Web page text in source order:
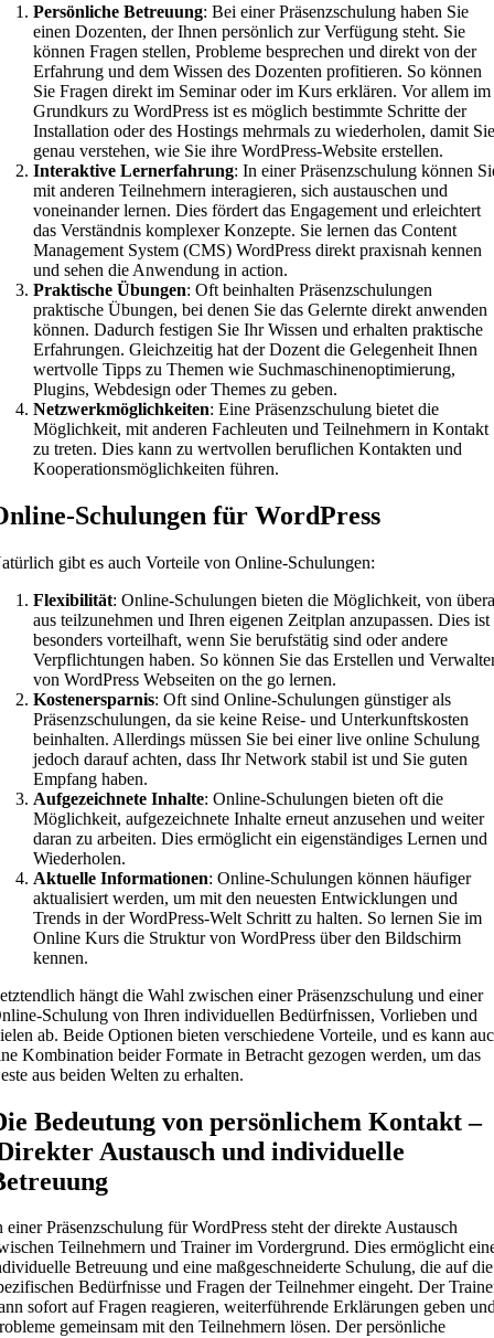
Persönliche Betreuung: Bei einer Präsenzschulung haben Sie
einen Dozenten, der Ihnen persönlich zur Verfügung steht. Sie
können Fragen stellen, Probleme besprechen und direkt von der
Erfahrung und dem Wissen des Dozenten profitieren. So können
Sie Fragen direkt im Seminar oder im Kurs erklären. Vor allem im
Grundkurs zu WordPress ist es möglich bestimmte Schritte der
Installation oder des Hostings mehrmals zu wiederholen, damit
genau verstehen, wie Sie ihre WordPress-Website erstellen.
Interaktive Lernerfahrung: In einer Präsenzschulung können
mit anderen Teilnehmern interagieren, sich austauschen und
voneinander lernen. Dies fördert das Engagement und erleichtert
das Verständnis komplexer Konzepte. Sie lernen das Content
Management System (CMS) WordPress direkt praxisnah kennen
und sehen die Anwendung in action.
Praktische Übungen: Oft beinhalten Präsenzschulungen
praktische Übungen, bei denen Sie das Gelernte direkt anwenden
können. Dadurch festigen Sie Ihr Wissen und erhalten praktische
Erfahrungen. Gleichzeitig hat der Dozent die Gelegenheit Ihnen
wertvolle Tipps zu Themen wie Suchmaschinenoptimierung,
Plugins, Webdesign oder Themes zu geben.
Netzwerkmöglichkeiten: Eine Präsenzschulung bietet die
Möglichkeit, mit anderen Fachleuten und Teilnehmern in Kontakt
zu treten. Dies kann zu wertvollen beruflichen Kontakten und
Kooperationsmöglichkeiten führen.
Schulungen für WordPress
gibt es auch Vorteile von Online-Schulungen:
Flexibilität: Online-Schulungen bieten die Möglichkeit, von
aus teilzunehmen und Ihren eigenen Zeitplan anzupassen. Dies ist
besonders vorteilhaft, wenn Sie berufstätig sind oder andere
Verpflichtungen haben. So können Sie das Erstellen und
von WordPress Webseiten on the go lernen.
Kostenersparnis: Oft sind Online-Schulungen günstiger als
Präsenzschulungen, da sie keine Reise- und Unterkunftskosten
beinhalten. Allerdings müssen Sie bei einer live online Schulung
jedoch darauf achten, dass Ihr Network stabil ist und Sie guten
Empfang haben.
Aufgezeichnete Inhalte: Online-Schulungen bieten oft die
Möglichkeit, aufgezeichnete Inhalte erneut anzusehen und weiter
daran zu arbeiten. Dies ermöglicht ein eigenständiges Lernen und
Wiederholen.
Aktuelle Informationen: Online-Schulungen können häufiger
aktualisiert werden, um mit den neuesten Entwicklungen und
Trends in der WordPress-Welt Schritt zu halten. So lernen Sie im
Online Kurs die Struktur von WordPress über den Bildschirm
kennen.
hängt die Wahl zwischen einer Präsenzschulung und einer
Schulung von Ihren individuellen Bedürfnissen, Vorlieben und
ab. Beide Optionen bieten verschiedene Vorteile, und es kann
Kombination beider Formate in Betracht gezogen werden, um das
aus beiden Welten zu erhalten.
Bedeutung von persönlichem Kontakt –
Austausch und individuelle
einer Präsenzschulung für WordPress steht der direkte Austausch
Teilnehmern und Trainer im Vordergrund. Dies ermöglicht
Betreuung und eine maßgeschneiderte Schulung, die auf die
Bedürfnisse und Fragen der Teilnehmer eingeht. Der
sofort auf Fragen reagieren, weiterführende Erklärungen geben
gemeinsam mit den Teilnehmern lösen. Der persönliche